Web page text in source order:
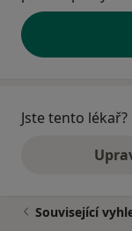
Jste tento lékař?
Související